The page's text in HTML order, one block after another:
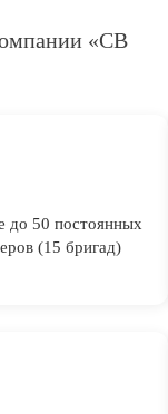
«СВ
до 50 постоянных
(15 бригад)